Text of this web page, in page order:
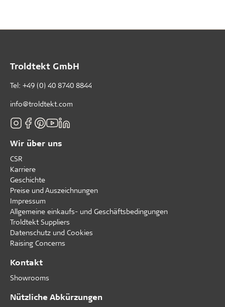
bei der Planung von Schwimmbädern. Lesen Sie auch
Troldtekt GmbH
Tel: +49 (0) 40 8740 8844
info@troldtekt.com
Wir über uns
CSR
Karriere
Geschichte
Preise und Auszeichnungen
Impressum
Allgemeine einkaufs- und Geschäftsbedingungen
Troldtekt Suppliers
Datenschutz und Cookies
Raising Concerns
Kontakt
Showrooms
Nützliche Abkürzungen